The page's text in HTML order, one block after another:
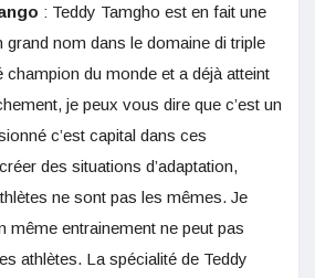
: Teddy Tamgho est en fait une
grand nom dans le domaine di triple
champion du monde et a déjà atteint
je peux vous dire que c’est un
c’est capital dans ces
des situations d’adaptation,
ne sont pas les mêmes. Je
même entrainement ne peut pas
athlètes. La spécialité de Teddy